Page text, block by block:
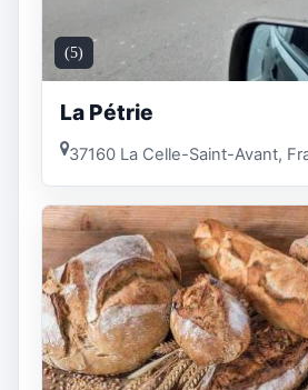
(5)
La Pétrie
37160 La Celle-Saint-Avant,